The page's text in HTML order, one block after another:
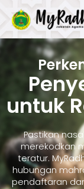
untuk
Pastikan
merekodkan
teratur.
hubungan
pendaftaran